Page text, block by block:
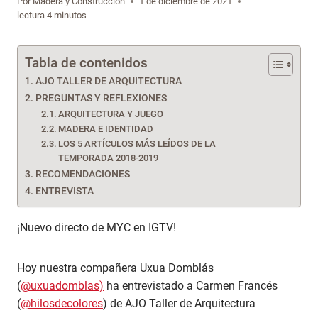
lectura 4 minutos
Tabla de contenidos
AJO TALLER DE ARQUITECTURA
PREGUNTAS Y REFLEXIONES
ARQUITECTURA Y JUEGO
MADERA E IDENTIDAD
LOS 5 ARTÍCULOS MÁS LEÍDOS DE LA
TEMPORADA 2018-2019
RECOMENDACIONES
ENTREVISTA
¡Nuevo directo de MYC en IGTV!
Hoy nuestra compañera Uxua Domblás
(@uxuadomblas) ha entrevistado a Carmen Francés
(@hilosdecolores) de AJO Taller de Arquitectura